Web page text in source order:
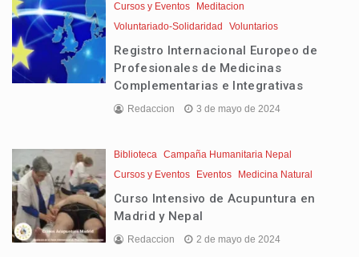
Cursos y Eventos
Meditacion
Voluntariado-Solidaridad
Voluntarios
Registro Internacional Europeo de
Profesionales de Medicinas
Complementarias e Integrativas
Redaccion 3 de mayo de 2024
Biblioteca Campaña Humanitaria Nepal
Cursos y Eventos
Eventos Medicina Natural
Curso Intensivo de Acupuntura en
Madrid y Nepal
Redaccion 2 de mayo de 2024